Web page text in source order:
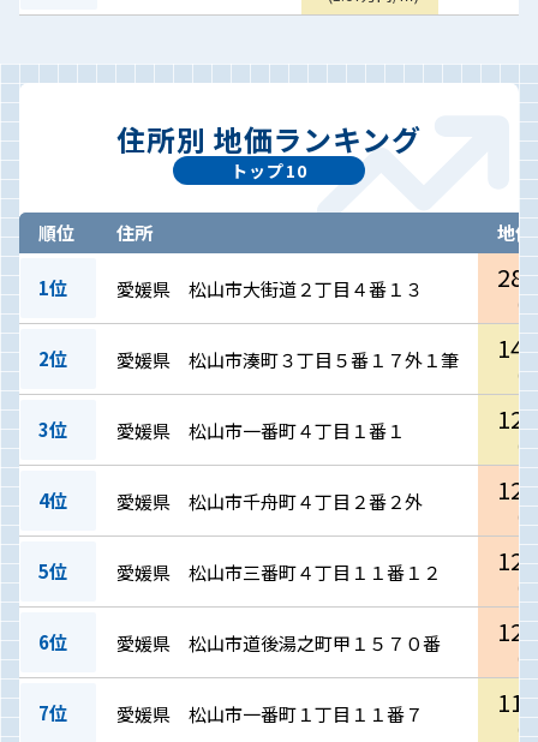
住所別 地価ランキング
トップ10
順位 住所 地価
1位 愛媛県 松山市大街道２丁目４番１３
(
2位 愛媛県 松山市湊町３丁目５番１７外１筆
(
3位 愛媛県 松山市一番町４丁目１番１
(
4位 愛媛県 松山市千舟町４丁目２番２外
(
5位 愛媛県 松山市三番町４丁目１１番１２
(
6位 愛媛県 松山市道後湯之町甲１５７０番
(
7位 愛媛県 松山市一番町１丁目１１番７
(